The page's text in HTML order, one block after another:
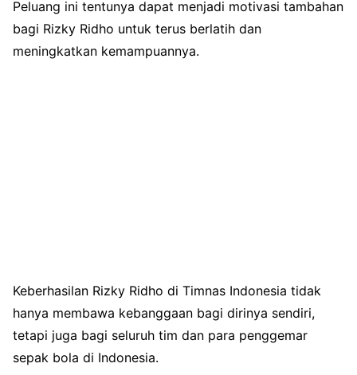
Peluang ini tentunya dapat menjadi motivasi tambahan
bagi Rizky Ridho untuk terus berlatih dan
meningkatkan kemampuannya.
Keberhasilan Rizky Ridho di Timnas Indonesia tidak
hanya membawa kebanggaan bagi dirinya sendiri,
tetapi juga bagi seluruh tim dan para penggemar
sepak bola di Indonesia.